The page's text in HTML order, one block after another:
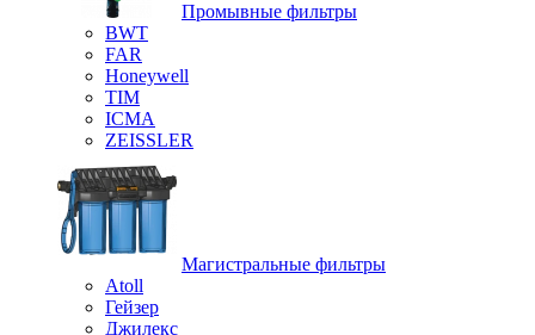
Промывные фильтры
BWT
FAR
Honeywell
TIM
ICMA
ZEISSLER
Магистральные фильтры
Atoll
Гейзер
Джилекс